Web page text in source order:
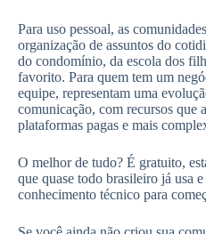
Para uso pessoal, as
organização de assuntos do
do condomínio, da escola dos
favorito. Para quem tem um
equipe, representam uma
comunicação, com recursos que
plataformas pagas e mais
O melhor de tudo? É gratuito,
que quase todo brasileiro já usa
conhecimento técnico para